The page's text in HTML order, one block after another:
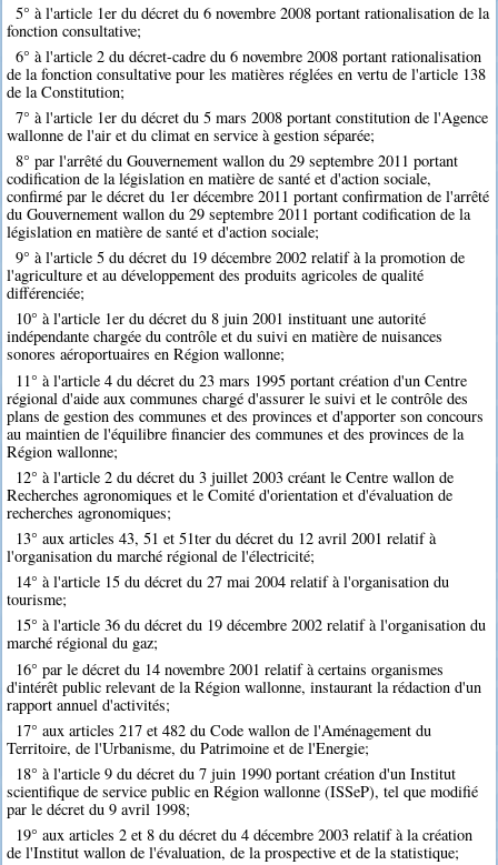
5° à l'article 1er du décret du 6 novembre 2008 portant rationalisation de la
fonction consultative;
6° à l'article 2 du décret-cadre du 6 novembre 2008 portant rationalisation
de la fonction consultative pour les matières réglées en vertu de l'article 138
de la Constitution;
7° à l'article 1er du décret du 5 mars 2008 portant constitution de l'Agence
wallonne de l'air et du climat en service à gestion séparée;
8° par l'arrêté du Gouvernement wallon du 29 septembre 2011 portant
codification de la législation en matière de santé et d'action sociale,
confirmé par le décret du 1er décembre 2011 portant confirmation de l'arrêté
du Gouvernement wallon du 29 septembre 2011 portant codification de la
législation en matière de santé et d'action sociale;
9° à l'article 5 du décret du 19 décembre 2002 relatif à la promotion de
l'agriculture et au développement des produits agricoles de qualité
différenciée;
10° à l'article 1er du décret du 8 juin 2001 instituant une autorité
indépendante chargée du contrôle et du suivi en matière de nuisances
sonores aéroportuaires en Région wallonne;
11° à l'article 4 du décret du 23 mars 1995 portant création d'un Centre
régional d'aide aux communes chargé d'assurer le suivi et le contrôle des
plans de gestion des communes et des provinces et d'apporter son concours
au maintien de l'équilibre financier des communes et des provinces de la
Région wallonne;
12° à l'article 2 du décret du 3 juillet 2003 créant le Centre wallon de
Recherches agronomiques et le Comité d'orientation et d'évaluation de
recherches agronomiques;
13° aux articles 43, 51 et 51ter du décret du 12 avril 2001 relatif à
l'organisation du marché régional de l'électricité;
14° à l'article 15 du décret du 27 mai 2004 relatif à l'organisation du
tourisme;
15° à l'article 36 du décret du 19 décembre 2002 relatif à l'organisation du
marché régional du gaz;
16° par le décret du 14 novembre 2001 relatif à certains organismes
d'intérêt public relevant de la Région wallonne, instaurant la rédaction d'un
rapport annuel d'activités;
17° aux articles 217 et 482 du Code wallon de l'Aménagement du
Territoire, de l'Urbanisme, du Patrimoine et de l'Energie;
18° à l'article 9 du décret du 7 juin 1990 portant création d'un Institut
scientifique de service public en Région wallonne (ISSeP), tel que modifié
par le décret du 9 avril 1998;
19° aux articles 2 et 8 du décret du 4 décembre 2003 relatif à la création
de l'Institut wallon de l'évaluation, de la prospective et de la statistique;